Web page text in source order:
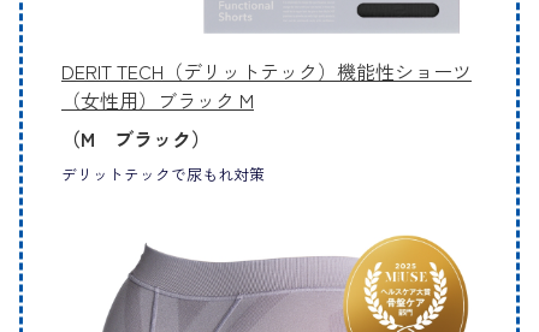
DERIT TECH（デリットテック）機能性ショーツ
（女性用）ブラック M
（M ブラック）
デリットテックで尿もれ対策